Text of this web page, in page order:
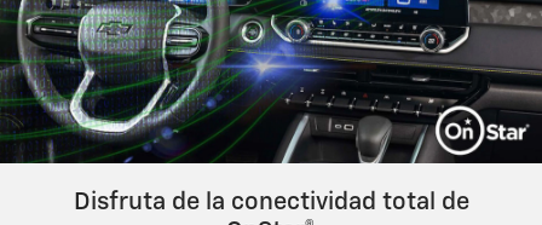
Disfruta de la conectividad total de